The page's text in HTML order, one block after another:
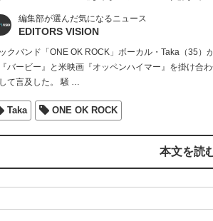
編集部が選んだ気になるニュース
EDITORS VISION
クバンド「ONE OK ROCK」ボーカル・Taka（35
バービー』と米映画『オッペンハイマー』を掛け合
て言及した。 騒…
Taka ONE OK ROCK
本文を読